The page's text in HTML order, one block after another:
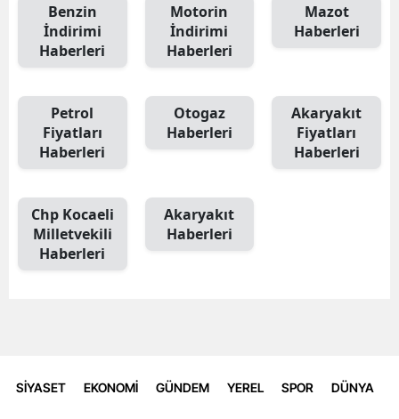
Benzin
İndirimi
Haberleri
Motorin
İndirimi
Haberleri
Mazot
Haberleri
Petrol
Fiyatları
Haberleri
Otogaz
Haberleri
Akaryakıt
Fiyatları
Haberleri
Chp Kocaeli
Milletvekili
Haberleri
Akaryakıt
Haberleri
SİYASET EKONOMİ GÜNDEM YEREL SPOR DÜNYA